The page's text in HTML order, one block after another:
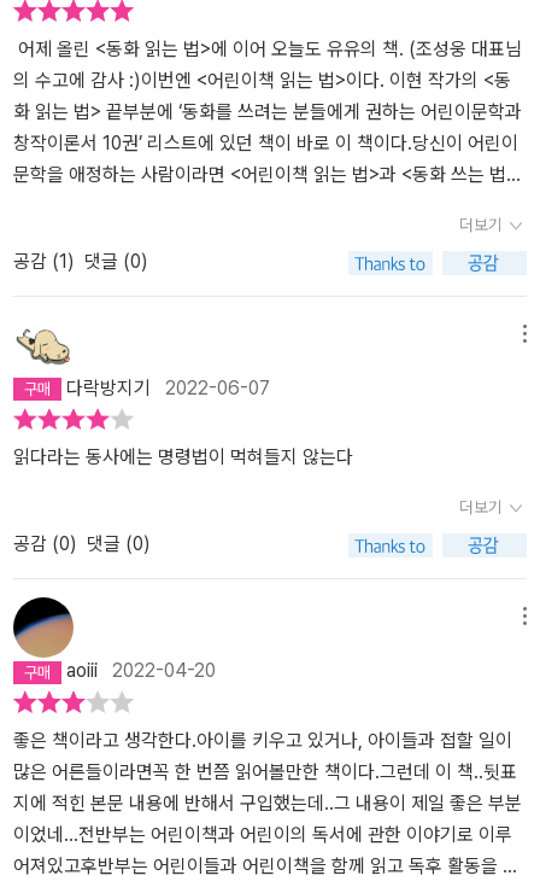
알지?아, 그림책 읽어달라고 하면 되겠다!앗. 그럼 그림을 봐야 되나..
음..그건 닥치면 쇼부를 치도록 하자. 아직 닥치지 않은 미래잖아..그
렇지만 간절히 원하면 이루어진다고 했어.....나는 어린이가 동화책을
읽어야 하는 중요한 이유 중 하나로 '공감 능력 키우기'를 든다. 어린
이에게 타인과 공감하는 능력이 필요한 이유는 따로 섦여하지 않아도
될 것이다. 남을 도울 때뿐만 아니라, 자신이 어려움에 처했을 때 남에
새삼 짚고 싶다. (p.100)나는 이 세상 대부분의 문제들이 공감능력 부
족 때문에 생긴다고 보는 사람이다. 그 문제들 모두에 공감을 대입해
보면 쉽게 풀리는 것들이 많은 거다. 공감능력이 '능력'이라기 보다는
필수적인 삶의 태도로 자리 잡아야 할 것인데, 그러기 위해 독서는 충
분한 수단이 된다고 믿고 있다. 그러므로 작가의 저 말에 깊이 동의를
하고, 조금 더 덧붙이자면, '마사 누스바움'이 그랬던것처럼, 책을 읽
고 공감능력을 키우면 '너그러운 사람'이 될 수 있다는 걸 강조하고 싶
다. 나를 봐라, 책 많이 읽고 공감능력 열나 캡짱이니까 막 개구리가
아침 출근길에, 에스컬레이터 손잡이에 붙어 있던 달팽이도 되었었
다!! 아아, 이 넓은 세상, 어딘지도 모르겠는데 나는 누구고 여긴 어딘
가...하는 달팽이의 마음이 되었다고! 이렇게나 내가 너그러운 건, 다
공감능력 때문이고, 그것은 독서가 내게 준 것!!! 이 책은 어린이가 어
떻게 책을 읽으면 좋을지 방향 설정과 방법에 대한 유익한 길잡이가
된다. 그러므로 '내 아이에게 어떻게 책을 읽혀야 할까, 어떤 책을 읽
혀야 할까' 하는 것이 도무지 답이 안나오는 사람이라면 기꺼이 읽어
야 할 책이다. 또한 어른에게도 마찬가지. 책을 읽는 데 어떻게 접근해
야 할지 모른다면, 이 책이 답이 될 것이다. 그리고 이미 책을 가까이
하고 사랑하는 사람에게도 든든한 친구가 된다. 이 책에서는 내가 책
을 읽으면서 하는 그 모든 행위들이, 지극히 당연하고 마땅히 그래야
한다고 말해주고 있다. 그래서 나는 내 독서행위에 더 확신을 가질 수
수업을 받던 느낌이랄까요.실용적인 방법도 좋지만 왜 우리가 아이들
이 책과 가깝게 해야하는지, 그리고 우리 모두가 책을 읽는 궁극적인
이유에 대해서 생각해봐야 합니다.우리가 어린이에게 독서를 가르치
는 목표는 당장에 책 몇 권을 이해시키는 것이 아니다. 어린이가 언제
나 책을 읽는 사람, 평생 독자가 되게 하는 것이다. 물론 모든 어린이
가 열혈 독자가 될 필요가 될 필요는 없다. (중략) 중요한 것은 다만
말 듯한 감정을 곱씹는 재미로 책 읽기를 이어 갈 수 있으면 된다. – p.
10나는 어린이가 동화책을 읽어야 하는 중요한 이유 중 하나로 ‘공감
능력 키우기’를 든다. 어린이에게 타인과 공감하는 능력이 필요한 이
유는 따로 설명하지 않아도 될 것이다. 남을 도울 때뿐만 아니라, 자신
이 어려움에 처했을 때 남에게 도움을 청하는 데도 ‘공감’에 대한 이해
와 믿음이 필요하다는 점을 새삼 짚고 싶다. - p.100여러분들은 어떤
목적으로 책을 읽나요? 책 읽는 목적에 대한 생각이 없는 채 아이에게
책 읽기를 강요하고 있진 않았는지요.
그리고 나도 계속 읽고 계속 써야한다는 것도. 관심이 가는 새로운 저
자를 알게 된 것도 기쁘다. 4년차 나의 커리어가 갈림길에 서 있을때
이쪽이 맞다고 내 손을 확 끌어주는 책이다.
어제 올린 <동화 읽는 법>에 이어 오늘도 유유의 책. (조성웅 대표님
의 수고에 감사 :)이번엔 <어린이책 읽는 법>이다. 이현 작가의 <동
화 읽는 법> 끝부분에 ‘동화를 쓰려는 분들에게 권하는 어린이문학과
창작이론서 10권’ 리스트에 있던 책이 바로 이 책이다.당신이 어린이
문학을 애정하는 사람이라면 <어린이책 읽는 법>과 <동화 쓰는 법>
있을 것이다. ‘나! 이제 조금은 마음의 준비가 됐어!‘ 라는 느낌이랄까?
이 책의 부제는 ‘남녀노소 누구나’이다. 가만 생각해 보면 참 재미있
다. 나무를 베어 펄프로 종이를 만들어 세상에 나오는 책들은 무수하
지만 그 운명은 제각기 다르다는 것이. 금속세공사 자격증... 서적이라
고 치자. 아주 소수의 사람들에게만 그 책은 잠깐 읽히고, 시험을 끝나
자마자 책도 바로 버려질 것이다. 아동문학은? 좀 얘기가 다르다. 어
떤 집에서 부모가 아이를 위해 아스트리드 린드그렌의 <내 이름은 삐
삐롱스타킹>을 사줬다고 치자. 물론 상상이다. 일단 책을 좋아하는
온다. 친구도 빌려 읽는다. 그리고 그 아이들이 모두 클 때까지 그 책
은 계속 살아 움직인다. 어린이문학을 읽는다는 것. 생각보다 더욱 가
치 있고 반짝이는 일이다. 유년시절의 한 켠을 차지할 수도 있으니까
말이다. 이 책은 굉장히 현실적인 도움을 많이 준다. 목차는 자리 잡는
법, 책 고르는 법, 읽는 법으로 크게 세 부분으로 나뉘어 있다. 읽는 법
으로 들어가면 더욱 자세하다. 그림책, 동화책, 동시집, 역사책, 과학
책, 예술책, 사회책까지. ‘어떤 책을 고를까’ 부분이 무척 와 닿았다. 모
든 자발적 독자 혹은 책을 골라주는 부모나 교사가 고민하는 부분이
다. ‘어떤 책을 읽게 할 것인가?’ “작가는 분야별로 책을 골고루 읽으
면 좋겠지만 기계적으로 균형을 맞출 수는 없다.“고 말한다. 매우 공
감한다. 어른들도 그렇다. ‘나는 문학은 좋은데, 비문학이 영 읽기가
싫어.’ 라고 말하는 사람이 있다고 치자. 강제로 50:50으로 비율을 맞
더보기
공감 (1) 댓글 (0)
다락방지기 2022-06-07
읽다라는 동사에는 명령법이 먹혀들지 않는다
더보기
공감 (0) 댓글 (0)
aoiii 2022-04-20
좋은 책이라고 생각한다.아이를 키우고 있거나, 아이들과 접할 일이
많은 어른들이라면꼭 한 번쯤 읽어볼만한 책이다.그런데 이 책..뒷표
지에 적힌 본문 내용에 반해서 구입했는데..그 내용이 제일 좋은 부분
이었네...전반부는 어린이책과 어린이의 독서에 관한 이야기로 이루
어져있고후반부는 어린이들과 어린이책을 함께 읽고 독후 활동을 어